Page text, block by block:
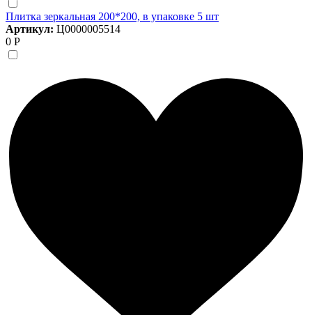
Плитка зеркальная 200*200, в упаковке 5 шт
Артикул: Ц0000005514
0 Р